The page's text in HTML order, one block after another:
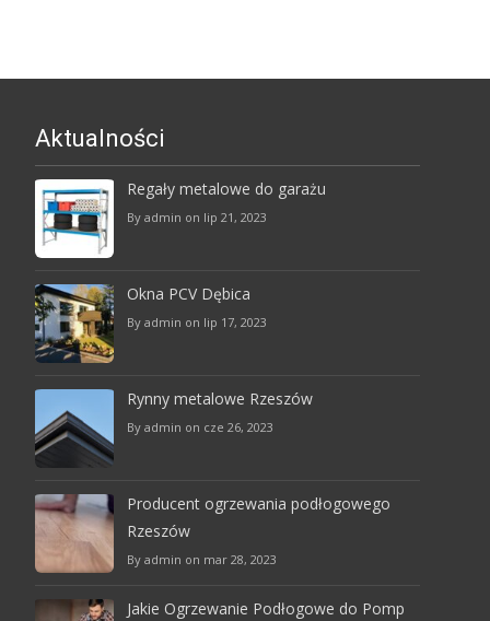
Aktualności
Regały metalowe do garażu
By admin on lip 21, 2023
Okna PCV Dębica
By admin on lip 17, 2023
Rynny metalowe Rzeszów
By admin on cze 26, 2023
Producent ogrzewania podłogowego
Rzeszów
By admin on mar 28, 2023
Jakie Ogrzewanie Podłogowe do Pomp